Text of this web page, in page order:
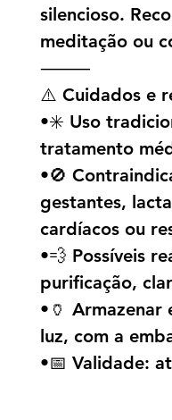
silencioso.
meditação ou
⸻
⚠️ Cuidados e
•✳️ Uso
tratamento
•🚫
gestantes,
cardíacos ou
•💨 Possíveis
purificação,
•🏺
luz, com a
•📅 Validade: